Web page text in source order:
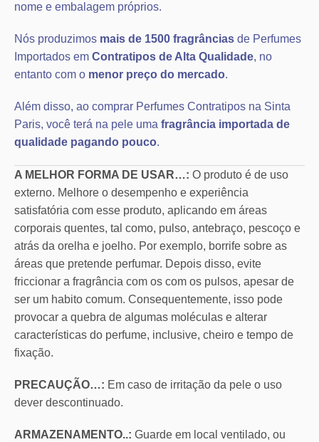
nome e embalagem próprios.
Nós produzimos mais de 1500 fragrâncias de Perfumes
Importados em Contratipos de Alta Qualidade, no
entanto com o menor preço do mercado.
Além disso, ao comprar Perfumes Contratipos na Sinta
Paris, você terá na pele uma fragrância importada de
qualidade pagando pouco.
A MELHOR FORMA DE USAR…: O produto é de uso
externo. Melhore o desempenho e experiência
satisfatória com esse produto, aplicando em áreas
corporais quentes, tal como, pulso, antebraço, pescoço e
atrás da orelha e joelho. Por exemplo, borrife sobre as
áreas que pretende perfumar. Depois disso, evite
friccionar a fragrância com os com os pulsos, apesar de
ser um habito comum. Consequentemente, isso pode
provocar a quebra de algumas moléculas e alterar
características do perfume, inclusive, cheiro e tempo de
fixação.
PRECAUÇÃO…: Em caso de irritação da pele o uso
dever descontinuado.
ARMAZENAMENTO..: Guarde em local ventilado, ou